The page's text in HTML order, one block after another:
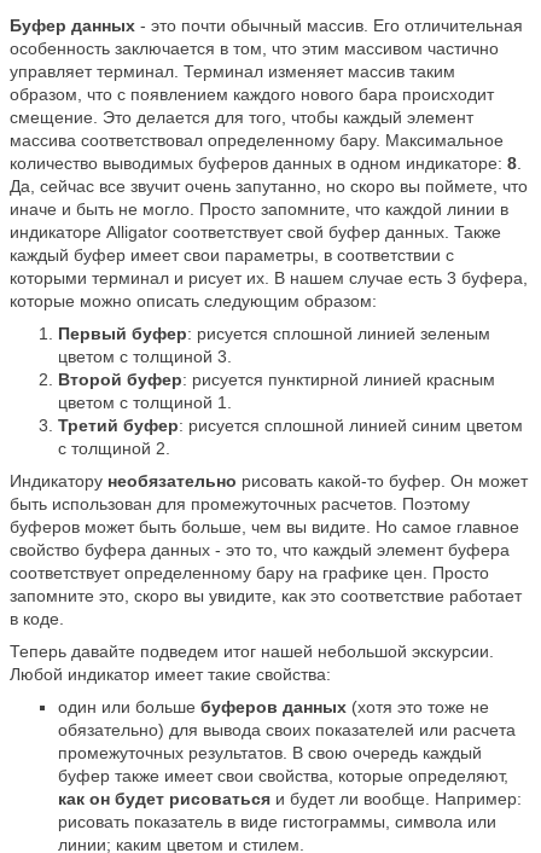
Буфер данных - это почти обычный массив. Его отличительная
особенность заключается в том, что этим массивом частично
управляет терминал. Терминал изменяет массив таким
образом, что с появлением каждого нового бара происходит
смещение. Это делается для того, чтобы каждый элемент
массива соответствовал определенному бару. Максимальное
количество выводимых буферов данных в одном индикаторе: 8
Да, сейчас все звучит очень запутанно, но скоро вы поймете, что
иначе и быть не могло. Просто запомните, что каждой линии в
индикаторе Alligator соответствует свой буфер данных. Также
каждый буфер имеет свои параметры, в соответствии с
которыми терминал и рисует их. В нашем случае есть 3 буфера,
которые можно описать следующим образом:
Первый буфер: рисуется сплошной линией зеленым
цветом с толщиной 3.
Второй буфер: рисуется пунктирной линией красным
цветом с толщиной 1.
Третий буфер: рисуется сплошной линией синим цветом
с толщиной 2.
Индикатору необязательно рисовать какой-то буфер. Он может
быть использован для промежуточных расчетов. Поэтому
буферов может быть больше, чем вы видите. Но самое главное
свойство буфера данных - это то, что каждый элемент буфера
соответствует определенному бару на графике цен. Просто
запомните это, скоро вы увидите, как это соответствие работает
в коде.
Теперь давайте подведем итог нашей небольшой экскурсии.
Любой индикатор имеет такие свойства:
один или больше буферов данных (хотя это тоже не
обязательно) для вывода своих показателей или расчета
промежуточных результатов. В свою очередь каждый
буфер также имеет свои свойства, которые определяют,
как он будет рисоваться и будет ли вообще. Например:
рисовать показатель в виде гистограммы, символа или
линии; каким цветом и стилем.